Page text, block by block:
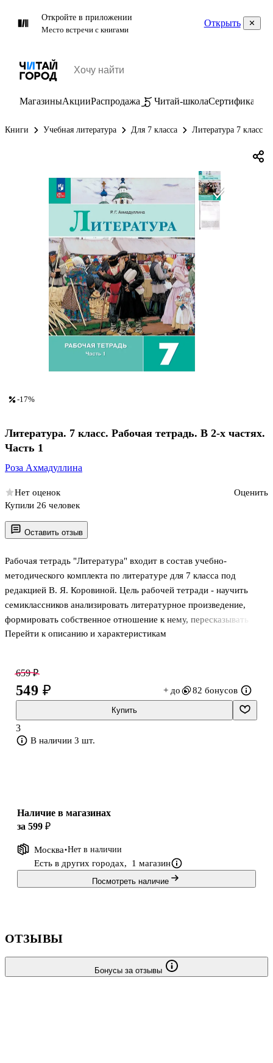
Откройте в приложении
Место встречи с книгами
Открыть
МагазиныАкцииРаспродажа Читай-школаСертификаты
Книги Учебная литература Для 7 класса Литература 7 класс
Оставить отзыв
Рабочая тетрадь "Литература" входит в состав учебно-
методического комплекта по литературе для 7 класса под
редакцией В. Я. Коровиной. Цель рабочей тетради - научить
семиклассников анализировать литературное произведение,
формировать собственное отношение к нему, пересказывать
произведение с использованием образных средств русского
состоит из двух частей. В первую часть включён раздел
"Готовимся к уроку" (задания для осуществления текущего
контроля), во второй части даны разделы "Оцениваем свои
знания" (задания для осуществления тематического контроля) и
"Подводим итог" (задания для
Перейти к описанию и характеристикам
-17%
Литература. 7 класс. Рабочая тетрадь. В 2-х частях.
Часть 1
Роза Ахмадуллина
Нет оценок
Оценить
Купили 26 человек
659 ₽
549 ₽ + до 82 бонусов
Купить
3
В наличии 3 шт.
Наличие в магазинах
за 599 ₽
Москва Нет в наличии
Есть в других городах, 1 магазин
Посмотреть наличие
ОТЗЫВЫ
Бонусы за отзывы